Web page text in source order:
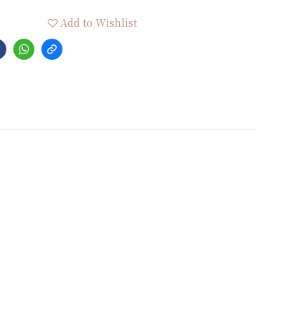
Add to Wishlist